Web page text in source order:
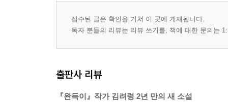
접수된 글은 확인을 거쳐 이 곳에 게재됩니다.
독자 분들의 리뷰는 리뷰 쓰기를, 책에 대한 문의는
출판사 리뷰
『완득이』작가 김려령 2년 만의 새 소설